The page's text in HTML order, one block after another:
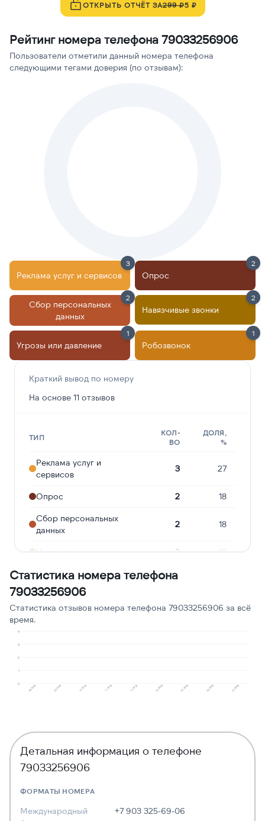
ОТКРЫТЬ ОТЧЁТ ЗА299 ₽5 ₽
Рейтинг номера телефона 79033256906
Пользователи отметили данный номера телефона
следующими тегами доверия (по отзывам):
Реклама услуг и сервисов
3
Опрос
2
Сбор персональных
данных
2
Навязчивые звонки
2
Угрозы или давление
1
Робозвонок
1
Краткий вывод по номеру
На основе 11 отзывов
ТИП
КОЛ-
ВО
ДОЛЯ,
%
Реклама услуг и
сервисов
3 27
Опрос 2 18
Сбор персональных
данных
2 18
Навязчивые звонки 2 18
Угрозы или давление 1
Робозвонок
Статистика номера телефона
79033256906
Статистика отзывов номера телефона 79033256906 за всё
время.
0
1
2
3
4
08.2025 09.2025 10.2025 11.2025 12.2025 03.2026 04.2026 05.2026 07.2026
Детальная информация о телефоне
79033256906
ФОРМАТЫ НОМЕРА
Международный
+7 903 325-69-06